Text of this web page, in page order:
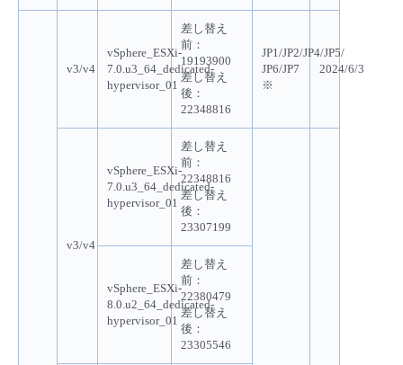
v3/v4
vSphere_ESXi-
7.0.u3_64_dedicated-
hypervisor_01
差し替え
前：
19193900
差し替え
後：
22348816
JP1/JP2/JP4/JP5/
JP6/JP7
※
2024/6/3
v3/v4
vSphere_ESXi-
7.0.u3_64_dedicated-
hypervisor_01
差し替え
前：
22348816
差し替え
後：
23307199
vSphere_ESXi-
8.0.u2_64_dedicated-
hypervisor_01
差し替え
前：
22380479
差し替え
後：
23305546